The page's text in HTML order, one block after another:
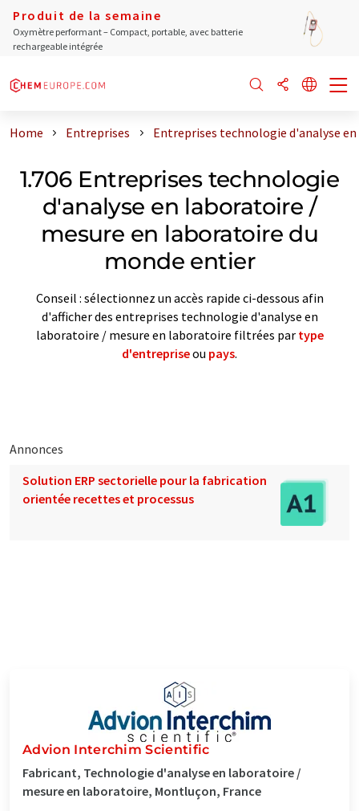
Produit de la semaine
Oxymètre performant – Compact, portable, avec batterie
rechargeable intégrée
Home Entreprises Entreprises technologie d'analyse
1.706 Entreprises technologie
d'analyse en laboratoire /
mesure en laboratoire du
monde entier
Conseil : sélectionnez un accès rapide ci-dessous afin
d'afficher des entreprises technologie d'analyse en
laboratoire / mesure en laboratoire filtrées par type
d'entrepriseou pays.
Annonces
Solution ERP sectorielle pour la fabrication
orientée recettes et processus
Advion Interchim Scientific
Fabricant, Technologie d'analyse en laboratoire /
mesure en laboratoire, Montluçon, France